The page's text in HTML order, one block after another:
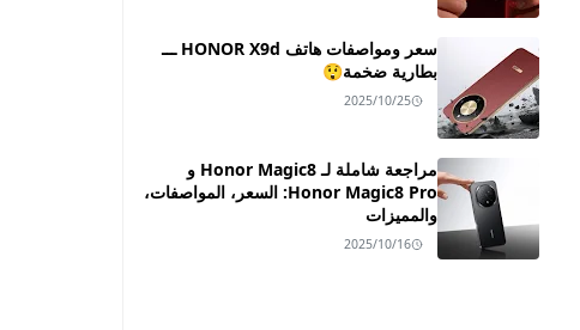
سعر ومواصفات هاتف HONOR X9d ـــ
بطارية ضخمة😲
2025/10/25
مراجعة شاملة لـ Honor Magic8 و
Honor Magic8 Pro: السعر، المواصفات،
والمميزات
2025/10/16